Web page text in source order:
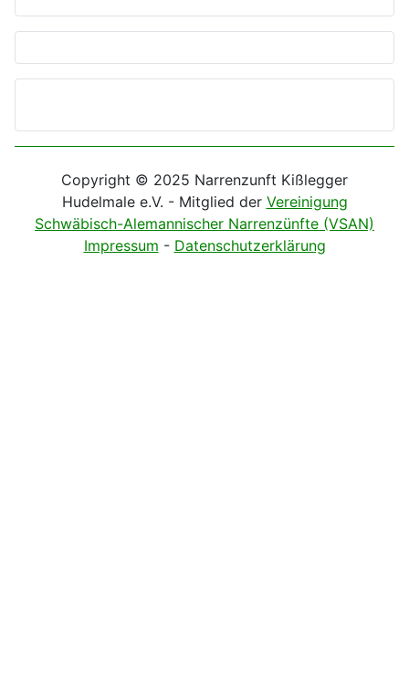
Copyright © 2025 Narrenzunft Kißlegger
Hudelmale e.V. - Mitglied der Vereinigung
Schwäbisch-Alemannischer Narrenzünfte (VSAN)
Impressum - Datenschutzerklärung